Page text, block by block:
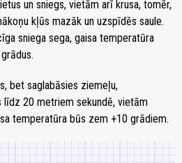
un sniegs, vietām arī krusa, tomēr,
kļūs mazāk un uzspīdēs saule.
sniega sega, gaisa temperatūra
bet saglabāsies ziemeļu,
20 metriem sekundē, vietām
temperatūra būs zem +10 grādiem.